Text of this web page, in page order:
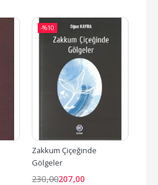
-%10
Zakkum Çiçeğinde
Gölgeler
230,00207,00